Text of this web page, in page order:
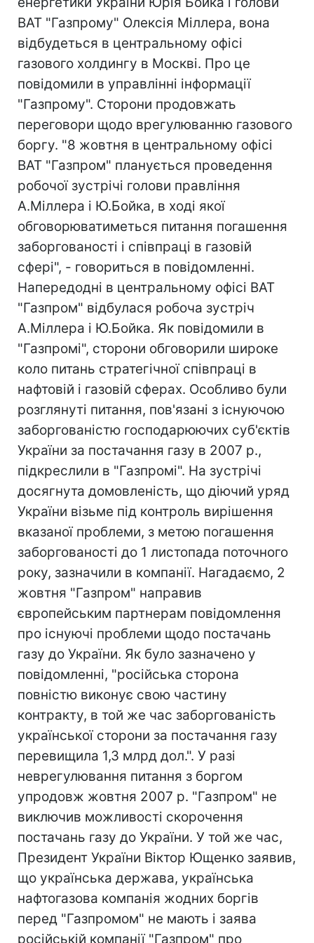
ВАТ "Газпрому" Олексія Міллера, вона
відбудеться в центральному офісі
газового холдингу в Москві. Про це
повідомили в управлінні інформації
"Газпрому". Сторони продовжать
переговори щодо врегулюванню газового
боргу. "8 жовтня в центральному офісі
ВАТ "Газпром" планується проведення
робочої зустрічі голови правління
А.Міллера і Ю.Бойка, в ході якої
обговорюватиметься питання погашення
заборгованості і співпраці в газовій
сфері", - говориться в повідомленні.
Напередодні в центральному офісі ВАТ
"Газпром" відбулася робоча зустріч
А.Міллера і Ю.Бойка. Як повідомили в
"Газпромі", сторони обговорили широке
коло питань стратегічної співпраці в
нафтовій і газовій сферах. Особливо були
розглянуті питання, пов'язані з існуючою
заборгованістю господарюючих суб'єктів
України за постачання газу в 2007 р.,
підкреслили в "Газпромі". На зустрічі
досягнута домовленість, що діючий уряд
України візьме під контроль вирішення
вказаної проблеми, з метою погашення
заборгованості до 1 листопада поточного
року, зазначили в компанії. Нагадаємо, 2
жовтня "Газпром" направив
європейським партнерам повідомлення
про існуючі проблеми щодо постачань
газу до України. Як було зазначено у
повідомленні, "російська сторона
повністю виконує свою частину
контракту, в той же час заборгованість
української сторони за постачання газу
перевищила 1,3 млрд дол.". У разі
неврегулювання питання з боргом
упродовж жовтня 2007 р. "Газпром" не
виключив можливості скорочення
постачань газу до України. У той же час,
Президент України Віктор Ющенко заявив,
що українська держава, українська
нафтогазова компанія жодних боргів
перед "Газпромом" не мають і заява
російській компанії "Газпром" про